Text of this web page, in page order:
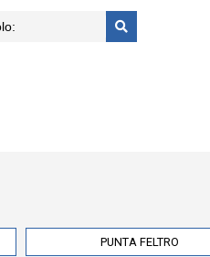
PUNTA FELTRO